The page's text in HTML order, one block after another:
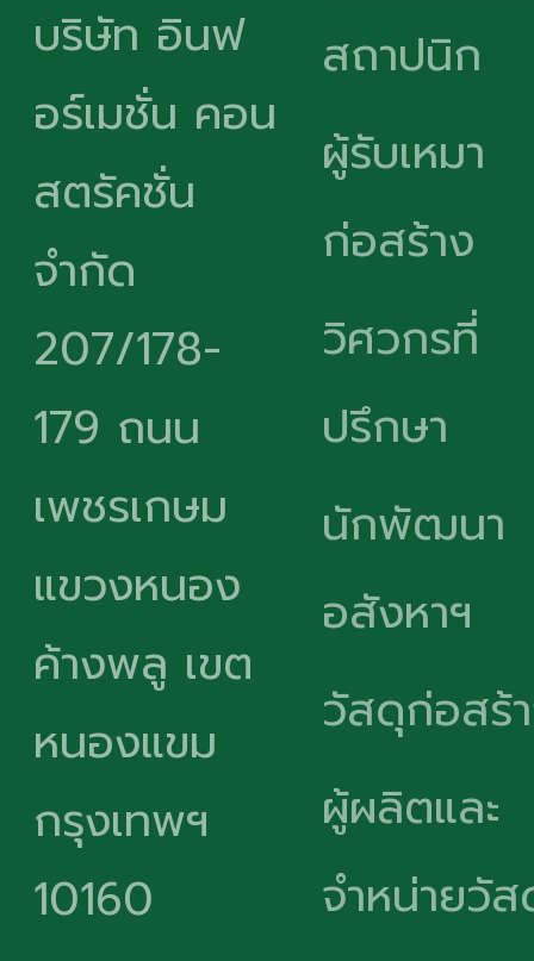
บริษัท อินฟ
อร์เมชั่น คอน
สตรัคชั่น
จำกัด
207/178-
179 ถนน
เพชรเกษม
แขวงหนอง
ค้างพลู เขต
หนองแขม
กรุงเทพฯ
10160
สถาปนิก
ผู้รับเหมา
ก่อสร้าง
วิศวกรที่
ปรึกษา
นักพัฒนา
อสังหาฯ
วัสดุก่อสร้
ผู้ผลิตและ
จำหน่ายวั